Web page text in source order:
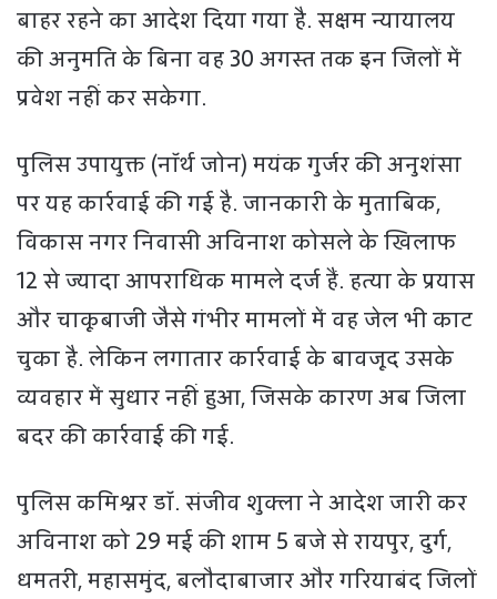
बाहर रहने का आदेश दिया गया है. सक्षम न्यायालय
की अनुमति के बिना वह 30 अगस्त तक इन जिलों में
प्रवेश नहीं कर सकेगा.
पुलिस उपायुक्त (नॉर्थ जोन) मयंक गुर्जर की अनुशंसा
पर यह कार्रवाई की गई है. जानकारी के मुताबिक,
विकास नगर निवासी अविनाश कोसले के खिलाफ
12 से ज्यादा आपराधिक मामले दर्ज हैं. हत्या के प्रयास
और चाकूबाजी जैसे गंभीर मामलों में वह जेल भी काट
चुका है. लेकिन लगातार कार्रवाई के बावजूद उसके
व्यवहार में सुधार नहीं हुआ, जिसके कारण अब जिला
बदर की कार्रवाई की गई.
पुलिस कमिश्नर डॉ. संजीव शुक्ला ने आदेश जारी कर
अविनाश को 29 मई की शाम 5 बजे से रायपुर, दुर्ग,
धमतरी, महासमुंद, बलौदाबाजार और गरियाबंद जिलों